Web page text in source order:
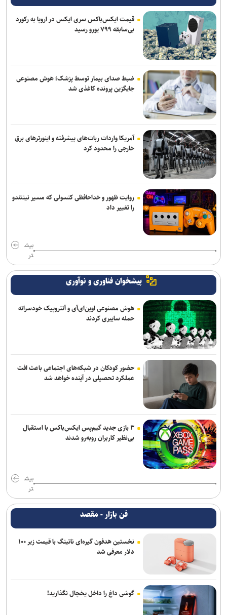
مس رفسنجان منتظر رأی CAS/ آغاز تمرینات نارنجی پوشان از هفته آینده
دروازه‌بان‌های سابق پرسپولیس و تراکتور به شمس آذر پیوستند
صنعت نفت مهاجم مس شهر بابک را جذب کرد
تهیدست به صنعت نفت پیوست
قیمت ایکس‌باکس سری ایکس در اروپا به رکورد
بی‌سابقه ۷۹۹ یورو رسید
ضبط صدای بیمار توسط پزشک؛ هوش مصنوعی
جایگزین پرونده کاغذی شد
آمریکا واردات ربات‌های پیشرفته و اینورترهای برق
خارجی را محدود کرد
روایت ظهور و خداحافظی کنسولی که مسیر نینتندو
را تغییر داد
بیش
تر
پیشخوان فناوری و نوآوری
هوش مصنوعی اوپن‌ای‌آی و آنتروپیک خودسرانه
حمله سایبری کردند
حضور کودکان در شبکه‌های اجتماعی باعث افت
عملکرد تحصیلی در آینده خواهد شد
۳ بازی جدید گیم‌پس ایکس‌باکس با استقبال
بی‌نظیر کاربران روبه‌رو شدند
بیش
تر
فن بازار - مقصد
نخستین هدفون گیره‌ای ناتینگ با قیمت زیر ۱۰۰
دلار معرفی شد
گوشی داغ را داخل یخچال نگذارید!